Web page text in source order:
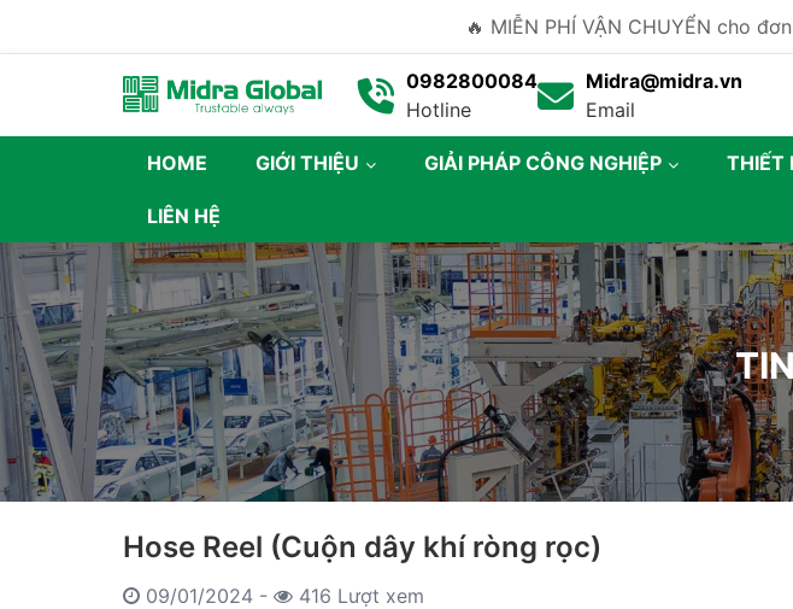
🔥 MIỄN PHÍ VẬN CHUYỂN cho
0982800084
Hotline
Midra@midra.vn
Email
HOME GIỚI THIỆU GIẢI PHÁP CÔNG NGHIỆP THIẾT
LIÊN HỆ
Hose Reel (Cuộn dây khí ròng rọc)
09/01/2024 -
416 Lượt xem